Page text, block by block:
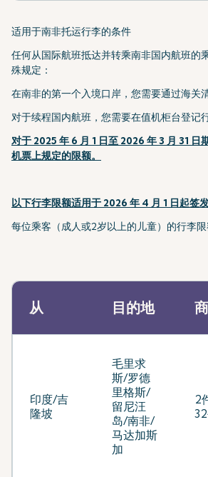
适用于南非托运行李的条件
任何从国际航班抵达并转乘南非国内航班的
殊规定：
在南非的第一个入境口岸，您需要通过海关
对于续程国内航班，您需要在值机柜台登记行
对于 2025 年 6 月 1 日至 2026 年 3 月 31 日
机票上规定的限额。
以下行李限额适用于 2026 年 4 月 1 日起签发
每位乘客（成人或2岁以上的儿童）的行李限
从 目的地
印度/吉
隆坡
毛里求
斯/罗德
里格斯/
留尼汪
岛/南非/
马达加斯
加
2